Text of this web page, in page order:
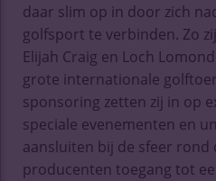
daar slim op in door zich
golfsport te verbinden. Zo
Elijah Craig en Loch
grote internationale
sponsoring zetten zij in op
speciale evenementen en
aansluiten bij de sfeer rond
producenten toegang tot